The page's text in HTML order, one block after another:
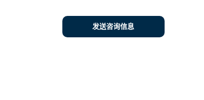
发送咨询信息